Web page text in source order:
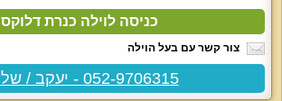
כניסה לוילה כנרת דלוקס
צור קשר עם בעל הוילה
052-9706315 - יעקב / שלומי